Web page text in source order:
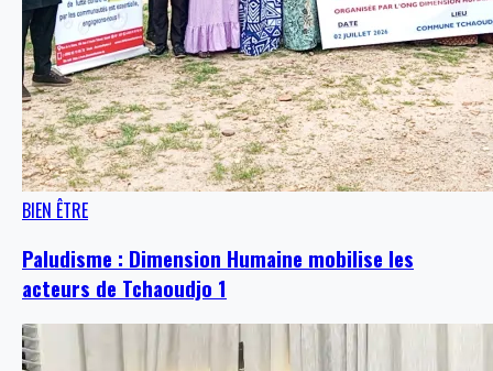
BIEN ÊTRE
Paludisme : Dimension Humaine mobilise les
acteurs de Tchaoudjo 1